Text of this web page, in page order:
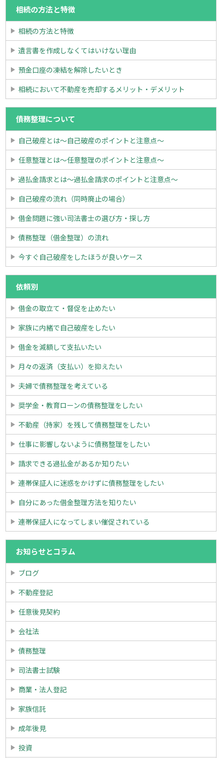
相続の方法と特徴
相続の方法と特徴
遺言書を作成しなくてはいけない理由
預金口座の凍結を解除したいとき
相続において不動産を売却するメリット・デメリット
債務整理について
自己破産とは～自己破産のポイントと注意点～
任意整理とは～任意整理のポイントと注意点～
過払金請求とは～過払金請求のポイントと注意点～
自己破産の流れ（同時廃止の場合）
借金問題に強い司法書士の選び方・探し方
債務整理（借金整理）の流れ
今すぐ自己破産をしたほうが良いケース
依頼別
借金の取立て・督促を止めたい
家族に内緒で自己破産をしたい
借金を減額して支払いたい
月々の返済（支払い）を抑えたい
夫婦で債務整理を考えている
奨学金・教育ローンの債務整理をしたい
不動産（持家）を残して債務整理をしたい
仕事に影響しないように債務整理をしたい
請求できる過払金があるか知りたい
連帯保証人に迷惑をかけずに債務整理をしたい
自分にあった借金整理方法を知りたい
連帯保証人になってしまい催促されている
お知らせとコラム
ブログ
不動産登記
任意後見契約
会社法
債務整理
司法書士試験
商業・法人登記
家族信託
成年後見
投資